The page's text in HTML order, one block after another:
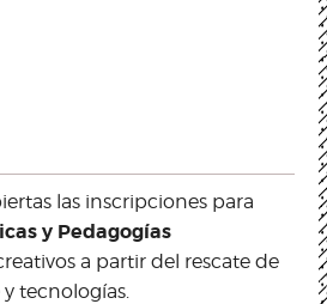
las inscripciones para
y Pedagogías
a partir del rescate de
tecnologías.